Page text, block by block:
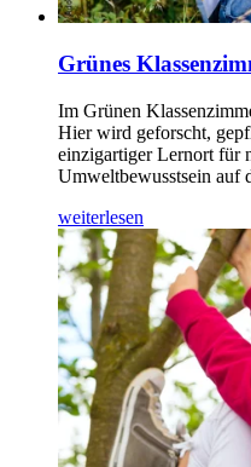
Grünes
Im Grünen
Hier wird geforscht,
einzigartiger Lernort für
Umweltbewusstsein auf
weiterlesen